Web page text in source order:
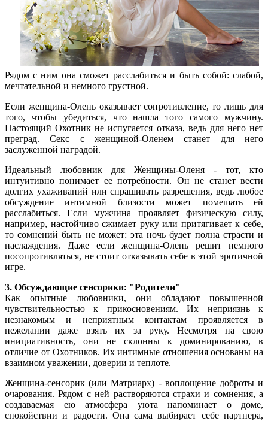
Рядом с ним она сможет расслабиться и быть собой: слабой,
мечтательной и немного грустной.
Если женщина-Олень оказывает сопротивление, то лишь для
того, чтобы убедиться, что нашла того самого мужчину.
Настоящий Охотник не испугается отказа, ведь для него нет
преград. Секс с женщиной-Оленем станет для него
заслуженной наградой.
Идеальный любовник для Женщины-Оленя - тот, кто
интуитивно понимает ее потребности. Он не станет вести
долгих ухаживаний или спрашивать разрешения, ведь любое
обсуждение интимной близости может помешать ей
расслабиться. Если мужчина проявляет физическую силу,
например, настойчиво сжимает руку или притягивает к себе,
то сомнений быть не может: эта ночь будет полна страсти и
наслаждения. Даже если женщина-Олень решит немного
посопротивляться, не стоит отказывать себе в этой эротичной
игре.
3. Обсуждающие сенсорики: "Родители"
Как опытные любовники, они обладают повышенной
чувствительностью к прикосновениям. Их неприязнь к
незнакомым и неприятным контактам проявляется в
нежелании даже взять их за руку. Несмотря на свою
инициативность, они не склонны к доминированию, в
отличие от Охотников. Их интимные отношения основаны на
взаимном уважении, доверии и теплоте.
Женщина-сенсорик (или Матриарх) - воплощение доброты и
очарования. Рядом с ней растворяются страхи и сомнения, а
создаваемая ею атмосфера уюта напоминает о доме,
спокойствии и радости. Она сама выбирает себе партнера,